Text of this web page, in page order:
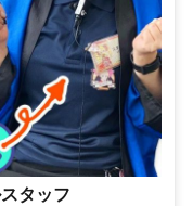
タッフ